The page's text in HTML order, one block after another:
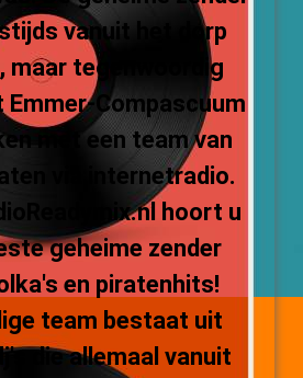
vanuit het dorp
maar tegenwoordig
Emmer-Compascuum
met een team van
via internetradio.
hoort u
geheime zender
en piratenhits!
team bestaat uit
die allemaal vanuit